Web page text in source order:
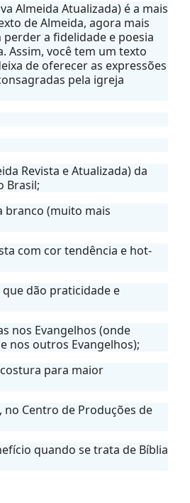
Almeida Atualizada) é a mais
de Almeida, agora mais
a fidelidade e poesia
Assim, você tem um texto
de oferecer as expressões
pela igreja
Revista e Atualizada) da
Brasil;
branco (muito mais
com cor tendência e hot-
dão praticidade e
nos Evangelhos (onde
nos outros Evangelhos);
para maior
no Centro de Produções de
quando se trata de Bíblia